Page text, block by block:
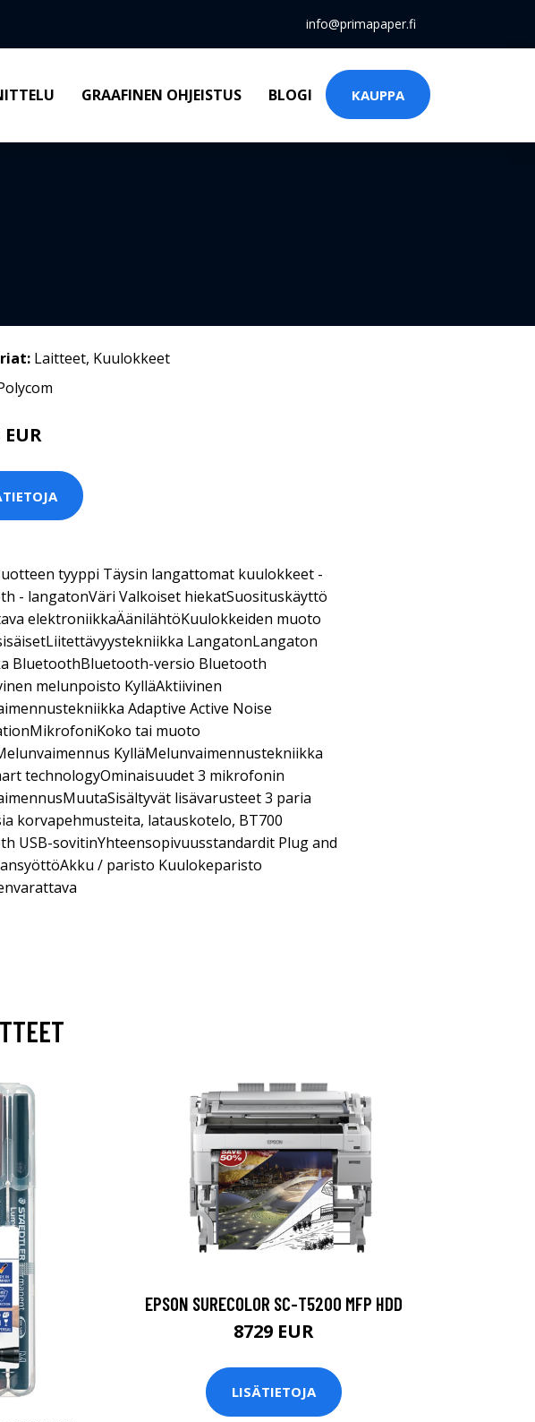
info@primapaper.fi
GRAAFINEN OHJEISTUS BLOGI KAUPPA
Laitteet, Kuulokkeet
EUR
tyyppi Täysin langattomat kuulokkeet -
- langatonVäri Valkoiset hiekatSuosituskäyttö
elektroniikkaÄänilähtöKuulokkeiden muoto
LangatonLangaton
BluetoothBluetooth-versio Bluetooth
melunpoisto KylläAktiivinen
Adaptive Active Noise
tai muoto
KylläMelunvaimennustekniikka
technologyOminaisuudet 3 mikrofonin
lisävarusteet 3 paria
korvapehmusteita, latauskotelo, BT700
USB-sovitinYhteensopivuusstandardit Plug and
/ paristo Kuulokeparisto
EPSON SURECOLOR SC-T5200 MFP HDD
8729 EUR
LISÄTIETOJA